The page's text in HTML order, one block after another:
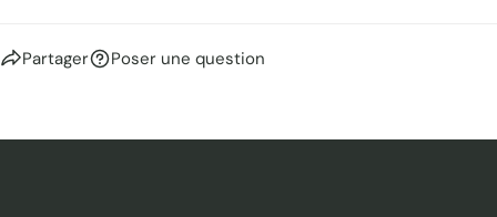
Partager Poser une question